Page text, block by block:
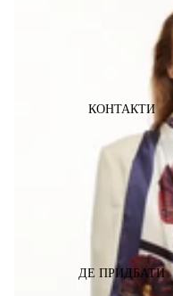
КОНТАКТИ
ДЕ ПРИДБАТИ